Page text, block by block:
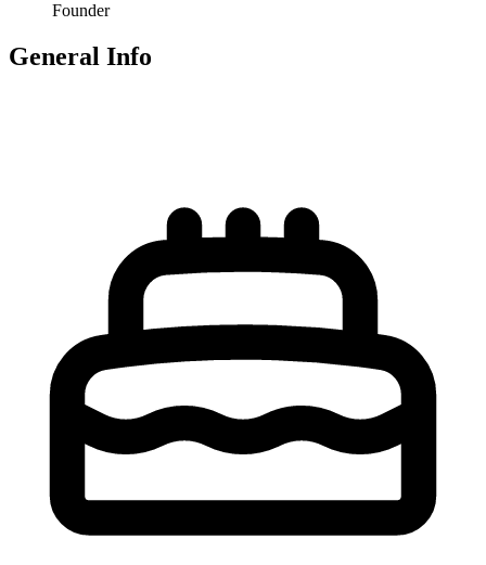
Founder
General Info